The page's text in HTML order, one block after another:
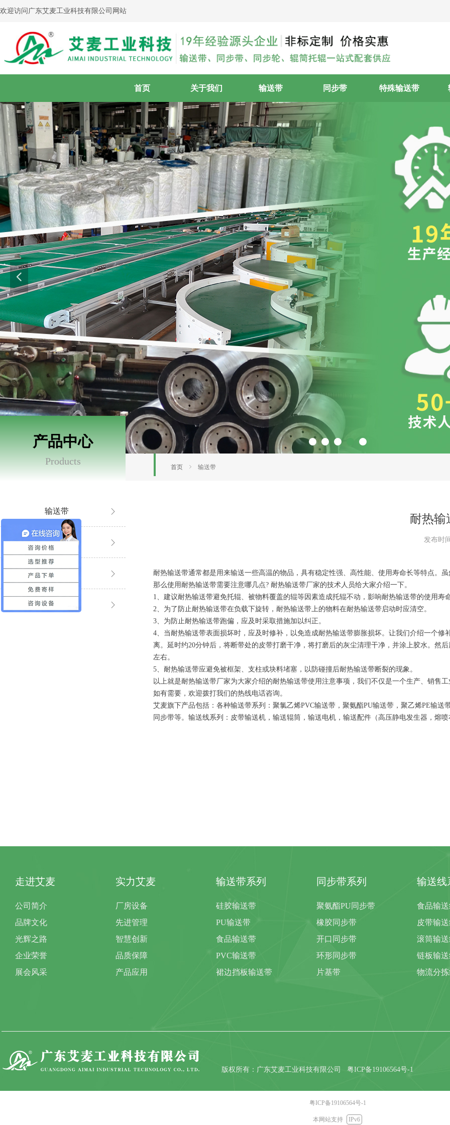
넳
首页 关于我们 输送带 同步带 特殊输送带
欢迎访问广东艾麦工业科技有限公司网站
耐热输
耐热输送带通常都是用来输送一些高温的物品，具有稳定性强、高性能、使用寿命长等特点。
那么使用耐热输送带需要注意哪几点? 耐热输送带厂家的技术人员给大家介绍一下。
1、建议耐热输送带避免托辊、被物料覆盖的辊等因素造成托辊不动，影响耐热输送带的使用寿
2、为了防止耐热输送带在负载下旋转，耐热输送带上的物料在耐热输送带启动时应清空。
3、为防止耐热输送带跑偏，应及时采取措施加以纠正。
4、当耐热输送带表面损坏时，应及时修补，以免造成耐热输送带膨胀损坏。让我们介绍一个
离。延时约20分钟后，将断带处的皮带打磨干净，将打磨后的灰尘清理干净，并涂上胶水。然
左右。
5、耐热输送带应避免被框架、支柱或块料堵塞，以防碰撞后耐热输送带断裂的现象。
以上就是耐热输送带厂家为大家介绍的耐热输送带使用注意事项，我们不仅是一个生产、销
如有需要，欢迎拨打我们的热线电话咨询。
艾麦旗下产品包括：各种输送带系列：聚氯乙烯PVC输送带，聚氨酯PU输送带，聚乙烯PE输
同步带等。输送线系列：皮带输送机，输送辊筒，输送电机，输送配件（高压静电发生器，熔
首页 ꁇ 输送带
发布时
产品中心
Products
输送带 ꁕ
同步带 ꁕ
输送线 ꁕ
滚筒系列 ꁕ
走进艾麦
公司简介
品牌文化
光辉之路
企业荣誉
展会风采
实力艾麦
厂房设备
先进管理
智慧创新
品质保障
产品应用
输送带系列
硅胶输送带
PU输送带
食品输送带
PVC输送带
裙边挡板输送带
同步带系列
聚氨酯PU同步带
橡胶同步带
开口同步带
环形同步带
片基带
输送线
食品输
皮带输
滚筒输
链板输
物流分
版权所有：广东艾麦工业科技有限公司 粤ICP备19106564号-1
粤ICP备19106564号-1
本网站支持 IPv6